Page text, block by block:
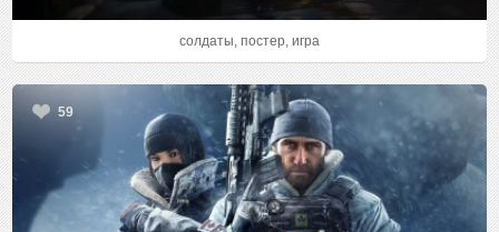
солдаты, постер, игра
59